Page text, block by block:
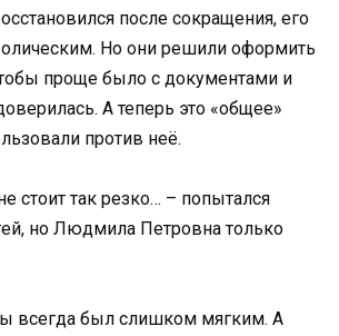
после сокращения, его
Но они решили оформить
проще было с документами и
А теперь это «общее»
против неё.
стоит так резко… – попытался
но Людмила Петровна только
всегда был слишком мягким. А